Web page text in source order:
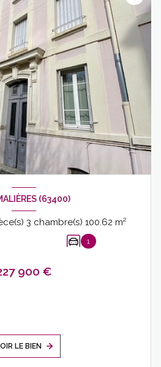
(63400)
Appartement 5 pièce(s) 3 chambre(s) 100.62 m²
1
900 €
LE BIEN